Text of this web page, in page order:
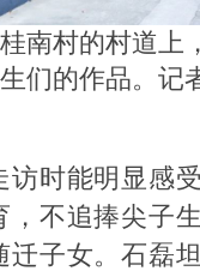
南村的村道上
们的作品。记
访时能明显感
，不追捧尖子
迁子女。石磊